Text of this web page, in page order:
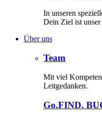
In unseren
Dein Ziel ist unser
Über uns
Team
Mit viel
Leitgedanken.
Go.FIND.